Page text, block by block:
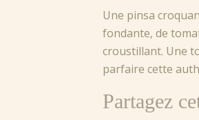
Une pinsa
fondante, de
croustillant. Une
parfaire cette
Partagez